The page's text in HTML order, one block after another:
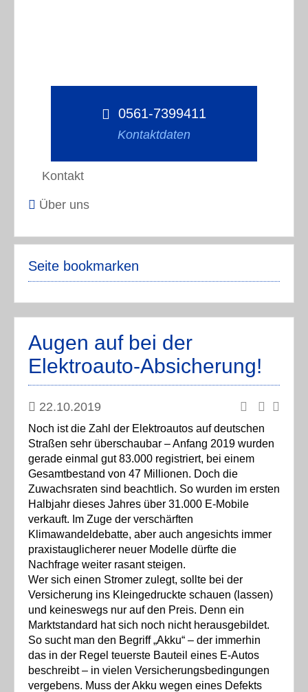
0561-7399411
Kontaktdaten
Kontakt
Über uns
Seite bookmarken
Augen auf bei der
Elektroauto-Absicherung!
22.10.2019
Noch ist die Zahl der Elektroautos auf deutschen
Straßen sehr überschaubar – Anfang 2019 wurden
gerade einmal gut 83.000 registriert, bei einem
Gesamtbestand von 47 Millionen. Doch die
Zuwachsraten sind beachtlich. So wurden im ersten
Halbjahr dieses Jahres über 31.000 E-Mobile
verkauft. Im Zuge der verschärften
Klimawandeldebatte, aber auch angesichts immer
praxistauglicherer neuer Modelle dürfte die
Nachfrage weiter rasant steigen.
Wer sich einen Stromer zulegt, sollte bei der
Versicherung ins Kleingedruckte schauen (lassen)
und keineswegs nur auf den Preis. Denn ein
Marktstandard hat sich noch nicht herausgebildet.
So sucht man den Begriff „Akku“ – der immerhin
das in der Regel teuerste Bauteil eines E-Autos
beschreibt – in vielen Versicherungsbedingungen
vergebens. Muss der Akku wegen eines Defekts